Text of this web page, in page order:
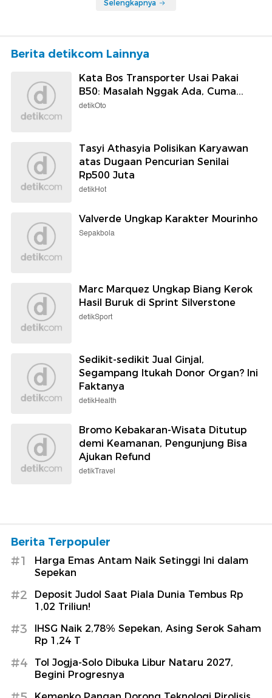
Selengkapnya
Berita detikcom Lainnya
Kata Bos Transporter Usai Pakai
B50: Masalah Nggak Ada, Cuma...
detikOto
Tasyi Athasyia Polisikan Karyawan
atas Dugaan Pencurian Senilai
Rp500 Juta
detikHot
Valverde Ungkap Karakter Mourinho
Sepakbola
Marc Marquez Ungkap Biang Kerok
Hasil Buruk di Sprint Silverstone
detikSport
Sedikit-sedikit Jual Ginjal,
Segampang Itukah Donor Organ? Ini
Faktanya
detikHealth
Bromo Kebakaran-Wisata Ditutup
demi Keamanan, Pengunjung Bisa
Ajukan Refund
detikTravel
Berita Terpopuler
#1
Harga Emas Antam Naik Setinggi Ini dalam
Sepekan
#2
Deposit Judol Saat Piala Dunia Tembus Rp
1,02 Triliun!
#3
IHSG Naik 2,78% Sepekan, Asing Serok Saham
Rp 1,24 T
#4
Tol Jogja-Solo Dibuka Libur Nataru 2027,
Begini Progresnya